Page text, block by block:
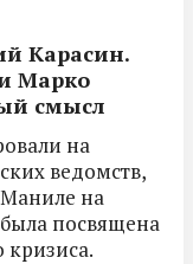
Карасин.
Марко
смысл
на
ведомств,
Маниле на
посвящена
кризиса.